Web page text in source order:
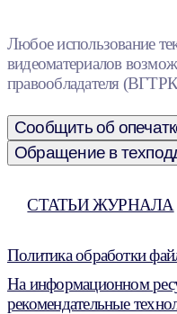
Любое использование
видеоматериалов
правообладателя
Сообщить об
Обращение в
СТАТЬИ ЖУРНАЛА
Политика обработки
На информационном
рекомендательные